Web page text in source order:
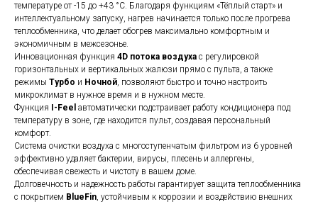
температуре от -15 до +43 °C. Благодаря функциям «Тёплый старт» и
интеллектуальному запуску, нагрев начинается только после прогрева
теплообменника, что делает обогрев максимально комфортным и
экономичным в межсезонье.
Инновационная функция 4D потока воздуха с регулировкой
горизонтальных и вертикальных жалюзи прямо с пульта, а также
режимы Турбо и Ночной, позволяют быстро и точно настроить
микроклимат в нужное время и в нужном месте.
Функция
I-Feel автоматически подстраивает работу кондиционера под
температуру в зоне, где находится пульт, создавая персональный
комфорт.
Система очистки воздуха с многоступенчатым фильтром из 6 уровней
эффективно удаляет бактерии, вирусы, плесень и аллергены,
обеспечивая свежесть и чистоту в вашем доме.
Долговечность и надежность работы гарантирует защита теплообменника
с покрытием BlueFin, устойчивым к коррозии и воздействию внешних